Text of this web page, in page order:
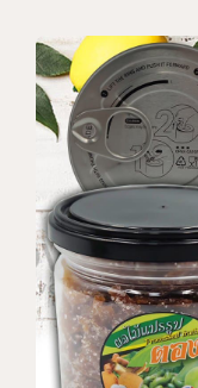
กิจกรรมและข่าวสาร
แบรนด์ทั้งหมด
การสั่งซื้อสินค้า
คำถามที่พบบ่อย
ติดต่อเรา